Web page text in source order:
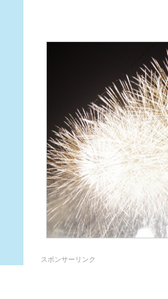
スポンサーリンク